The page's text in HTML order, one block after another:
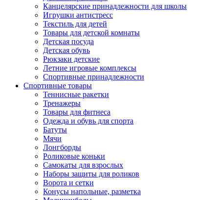
Канцелярские принадлежности для школы
Игрушки антистресс
Текстиль для детей
Товары для детской комнаты
Детская посуда
Детская обувь
Рюкзаки детские
Летние игровые комплексы
Спортивные принадлежности
Спортивные товары
Теннисные ракетки
Тренажеры
Товары для фитнеса
Одежда и обувь для спорта
Батуты
Мячи
Лонгборды
Роликовые коньки
Самокаты для взрослых
Наборы защиты для роликов
Ворота и сетки
Конусы напольные, разметка